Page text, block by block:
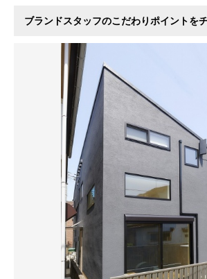
ブランドスタッフのこだわりポイントを